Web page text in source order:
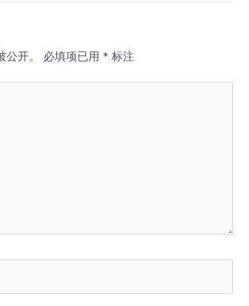
开。 必填项已用 * 标注